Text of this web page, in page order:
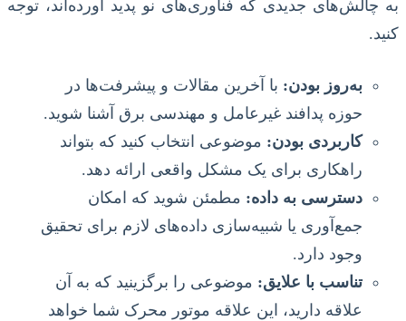
به چالش‌های جدیدی که فناوری‌های نو پدید آورده‌اند، توجه
کنید.
به‌روز بودن: با آخرین مقالات و پیشرفت‌ها در
حوزه پدافند غیرعامل و مهندسی برق آشنا شوید.
کاربردی بودن: موضوعی انتخاب کنید که بتواند
راهکاری برای یک مشکل واقعی ارائه دهد.
دسترسی به داده: مطمئن شوید که امکان
جمع‌آوری یا شبیه‌سازی داده‌های لازم برای تحقیق
وجود دارد.
تناسب با علایق: موضوعی را برگزینید که به آن
علاقه دارید، این علاقه موتور محرک شما خواهد